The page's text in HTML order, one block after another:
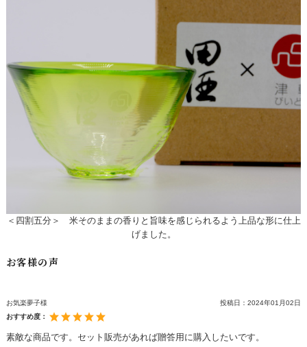
＜四割五分＞ 米そのままの香りと旨味を感じられるよう上品な形に仕上
げました。
お客様の声
お気楽夢子様 投稿日： 2024年01月02日
おすすめ度：
素敵な商品です。セット販売があれば贈答用に購入したいです。